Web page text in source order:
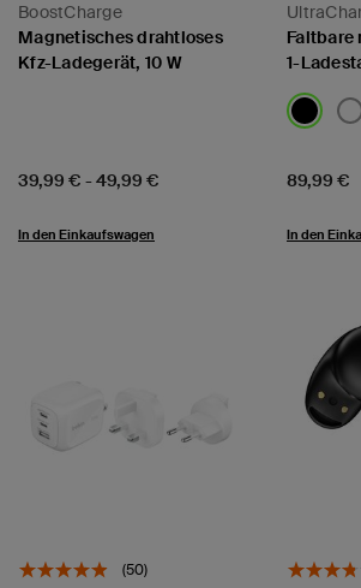
BoostCharge
Magnetisches drahtloses
Kfz-Ladegerät, 10 W
Price:
39,99 € -49,99 €
In den Einkaufswagen
Faltbare
1-
Price:
89,99 €
In den
(50)